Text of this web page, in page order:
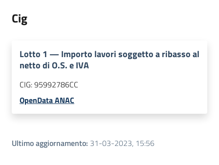
Cig
Lotto 1 — Importo lavori soggetto a ribasso al
netto di O.S. e IVA
CIG:95992786CC
OpenData ANAC
Ultimo aggiornamento: 31-03-2023, 15:56